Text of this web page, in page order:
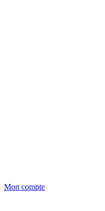
Mon compte